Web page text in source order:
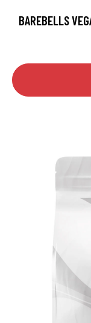
BAREBELLS